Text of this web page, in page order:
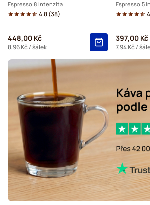
Espresso 8 Intenzita
4.8(38)
448,00 Kč
8,96 Kč / šálek
Espresso 5
397,00 Kč
7,94 Kč /